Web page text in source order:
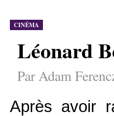
CINÉMA
Léonard
Par Adam
Après avoir